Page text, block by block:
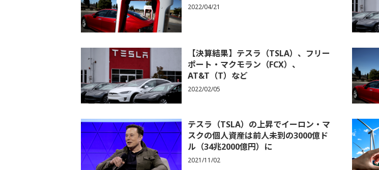
2022/04/21
【決算結果】テスラ（TSLA）、フリー
ポート・マクモラン（FCX）、
AT&T（T）など
2022/02/05
テスラ（TSLA）の上昇でイーロン・マ
スクの個人資産は前人未到の3000億ド
ル（34兆2000億円）に
2021/11/02